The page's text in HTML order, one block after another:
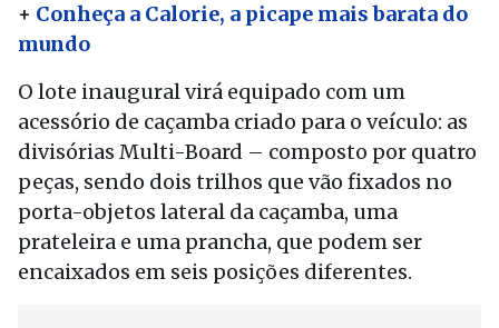
+ Conheça a Calorie, a picape mais barata do
mundo
O lote inaugural virá equipado com um
acessório de caçamba criado para o veículo: as
divisórias Multi-Board – composto por quatro
peças, sendo dois trilhos que vão fixados no
porta-objetos lateral da caçamba, uma
prateleira e uma prancha, que podem ser
encaixados em seis posições diferentes.